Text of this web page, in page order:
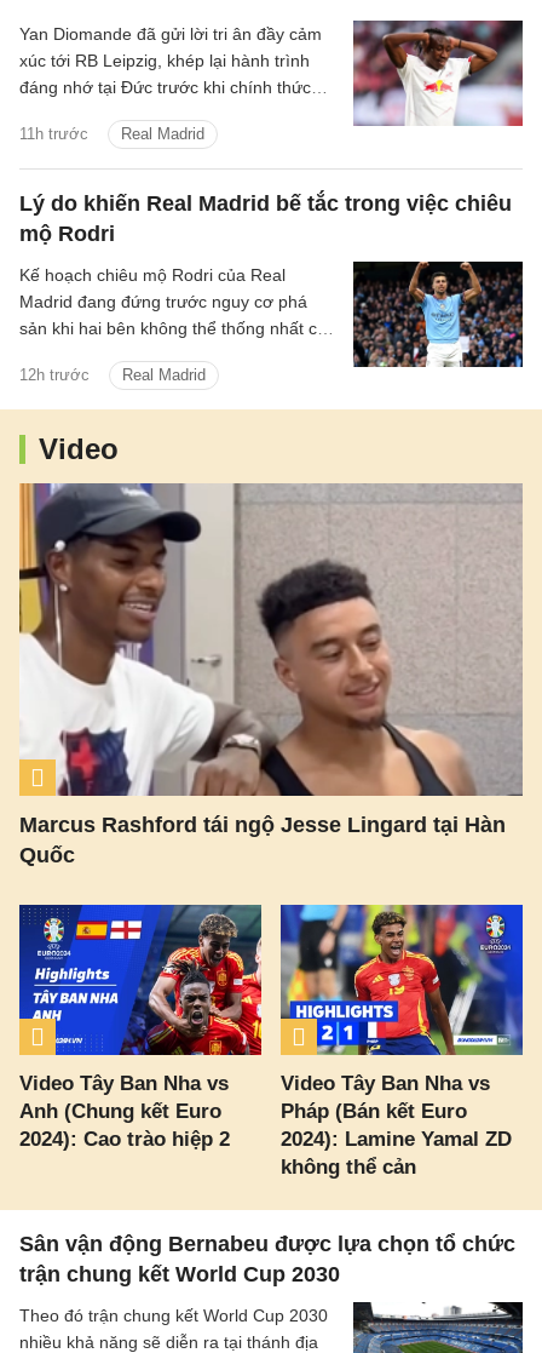
11h trước Real Madrid
Yan Diomande đã gửi lời tri ân đầy cảm
xúc tới RB Leipzig, khép lại hành trình
đáng nhớ tại Đức trước khi chính thức
Madrid.
Lý do khiến Real Madrid bế tắc trong việc chiêu
mộ Rodri
12h trước Real Madrid
Kế hoạch chiêu mộ Rodri của Real
Madrid đang đứng trước nguy cơ phá
sản khi hai bên không thể thống nhất các
nhượng.
Video
Marcus Rashford tái ngộ Jesse Lingard tại Hàn
Quốc
Video Tây Ban Nha vs
Anh (Chung kết Euro
2024): Cao trào hiệp 2
Video Tây Ban Nha vs
Pháp (Bán kết Euro
2024): Lamine Yamal ZD
không thể cản
Sân vận động Bernabeu được lựa chọn tổ chức
trận chung kết World Cup 2030
Theo đó trận chung kết World Cup 2030
nhiều khả năng sẽ diễn ra tại thánh địa